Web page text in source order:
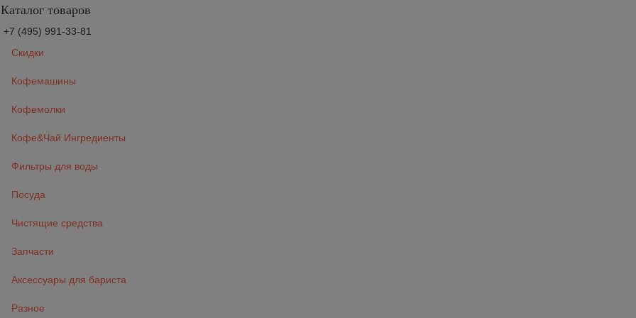
Каталог товаров
+7 (495) 991-33-81
Скидки
Кофемашины
Кофемолки
Кофе&Чай Ингредиенты
Фильтры для воды
Посуда
Чистящие средства
Запчасти
Аксессуары для бариста
Разное